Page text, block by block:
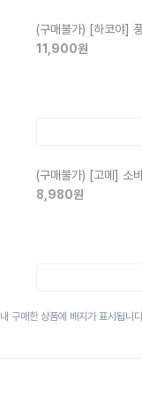
(구매불가) [하코야]
11,900원
(구매불가) [고메] 소
8,980원
구매한 상품에 배지가 표시됩니